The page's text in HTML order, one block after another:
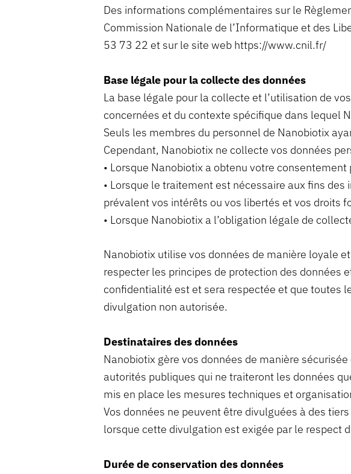
Des informations complémentaires sur le
Commission Nationale de l’Informatique et des
53 73 22 et sur le site web https://www.cnil.fr/
Base légale pour la collecte des données
La base légale pour la collecte et l’utilisation de
concernées et du contexte spécifique dans lequel
Seuls les membres du personnel de Nanobiotix
Cependant, Nanobiotix ne collecte vos données
• Lorsque Nanobiotix a obtenu votre consentement
• Lorsque le traitement est nécessaire aux fins
prévalent vos intérêts ou vos libertés et vos droits
• Lorsque Nanobiotix a l’obligation légale de
Nanobiotix utilise vos données de manière loyale
respecter les principes de protection des données
confidentialité est et sera respectée et que toutes
divulgation non autorisée.
Destinataires des données
Nanobiotix gère vos données de manière
autorités publiques qui ne traiteront les données
mis en place les mesures techniques et
Vos données ne peuvent être divulguées à des
lorsque cette divulgation est exigée par le respect
Durée de conservation des données